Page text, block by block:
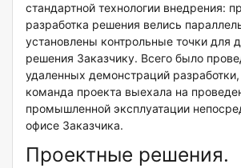
стандартной технологии внедрения:
разработка решения велись
установлены контрольные точки для
решения Заказчику. Всего было
удаленных демонстраций разработки,
команда проекта выехала на
промышленной эксплуатации
офисе Заказчика.
Проектные решения.